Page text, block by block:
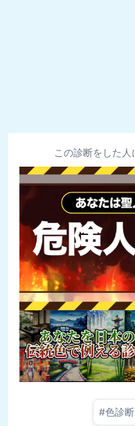
この診断をした
#色診断